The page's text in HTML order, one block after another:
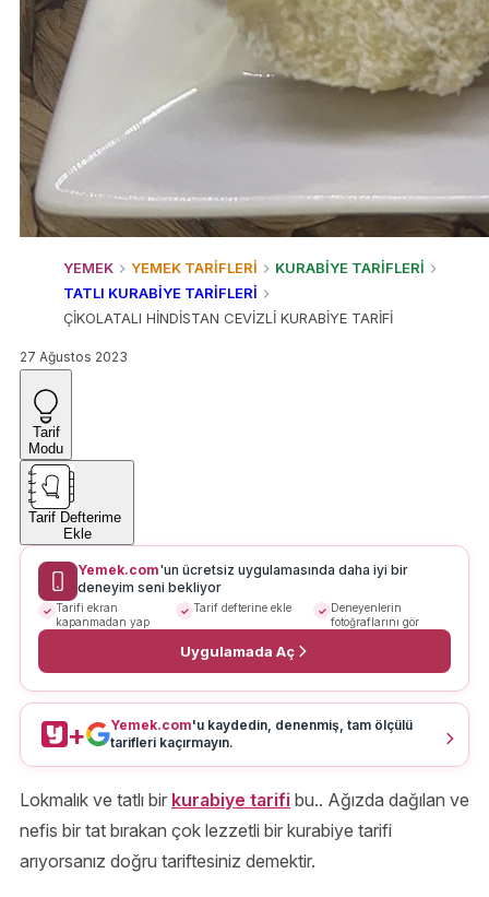
YEMEK YEMEK TARİFLERİ
KURABİYE TARİFLERİ
TATLI KURABİYE TARİFLERİ
ÇİKOLATALI HİNDİSTAN CEVİZLİ KURABİYE TARİFİ
27 Ağustos 2023
Tarif
Modu
Tarif Defterime
Ekle
Yemek.com'un ücretsiz uygulamasında daha iyi bir
deneyim seni bekliyor
Tarifi ekran
kapanmadan yap
Tarif defterine ekle
Deneyenlerin
fotoğraflarını gör
Uygulamada Aç
+ Yemek.com'u kaydedin, denenmiş, tam ölçülü
tarifleri kaçırmayın.
Lokmalık ve tatlı bir kurabiye tarifi bu.. Ağızda dağılan ve
nefis bir tat bırakan çok lezzetli bir kurabiye tarifi
arıyorsanız doğru tariftesiniz demektir.